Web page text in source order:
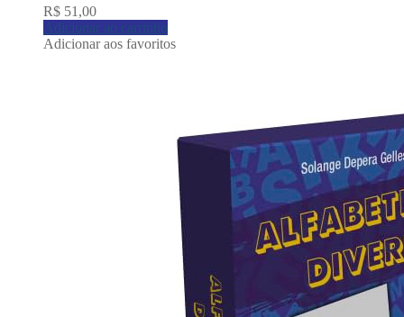
R$ 51,00
Adicionar ao carrinho
Adicionar aos favoritos